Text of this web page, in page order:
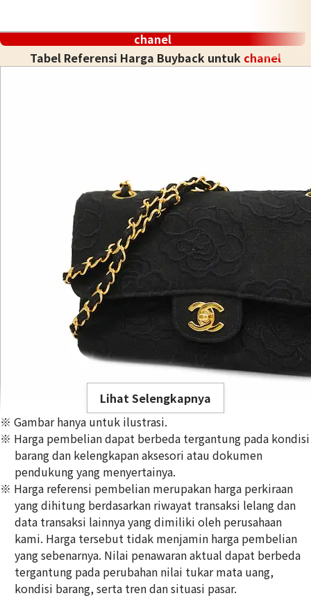
chanel
Tabel Referensi Harga Buyback untuk chanel
Chanel Camellia Chain Shoulder Bag Canvas Black
Referensi Harga Buyback
64.795.413
Lihat Selengkapnya
※ Gambar hanya untuk ilustrasi.
※ Harga pembelian dapat berbeda tergantung pada kondisi
barang dan kelengkapan aksesori atau dokumen
pendukung yang menyertainya.
※ Harga referensi pembelian merupakan harga perkiraan
yang dihitung berdasarkan riwayat transaksi lelang dan
data transaksi lainnya yang dimiliki oleh perusahaan
kami. Harga tersebut tidak menjamin harga pembelian
yang sebenarnya. Nilai penawaran aktual dapat berbeda
tergantung pada perubahan nilai tukar mata uang,
kondisi barang, serta tren dan situasi pasar.